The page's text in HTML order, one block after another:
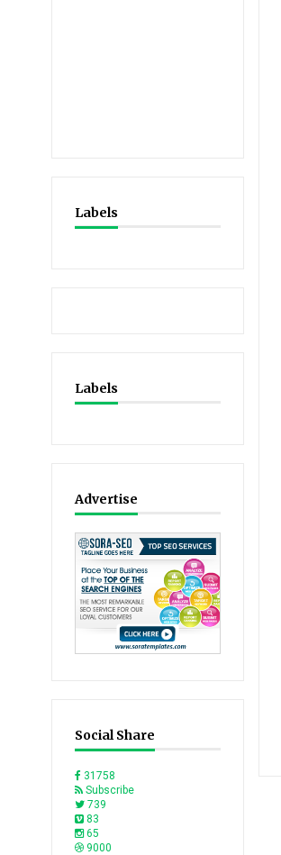
Labels
Labels
Advertise
Social Share
31758
Subscribe
739
83
65
9000